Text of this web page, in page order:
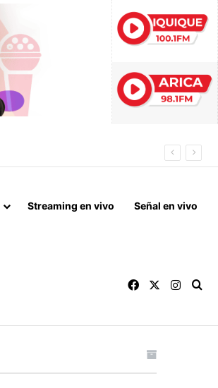
Streaming en vivo Señal en vivo
Facebook